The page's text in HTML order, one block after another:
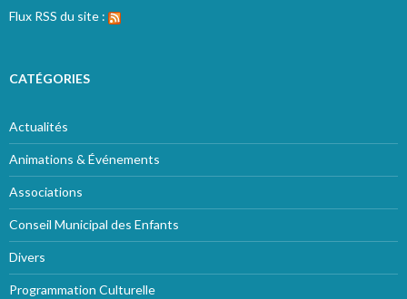
Flux RSS du site :
CATÉGORIES
Actualités
Animations & Événements
Associations
Conseil Municipal des Enfants
Divers
Programmation Culturelle